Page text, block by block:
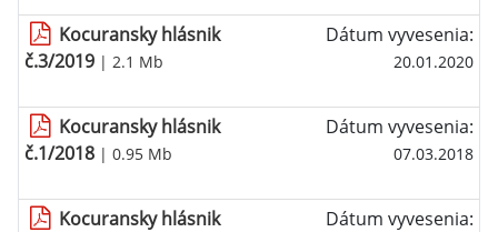
Kocuransky hlásnik
č.3/2019 | 2.1 Mb
Dátum vyvesenia:
20.01.2020
Kocuransky hlásnik
č.1/2018 | 0.95 Mb
Dátum vyvesenia:
07.03.2018
Kocuransky hlásnik
Dátum vyvesenia: